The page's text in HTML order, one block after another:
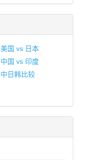
美国 vs 日本
中国 vs 印度
中日韩比较